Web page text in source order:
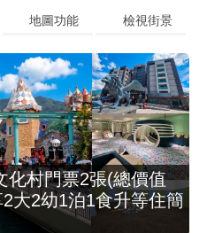
地圖功能 檢視街景
村門票2張(總價值
大2幼1泊1食升等住簡